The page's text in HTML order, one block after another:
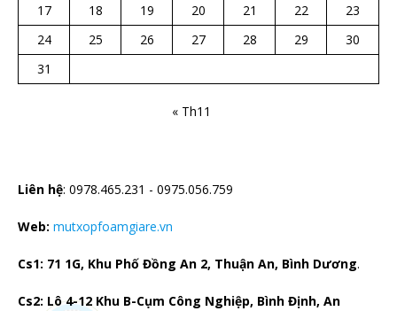
17
18 19 20 21 22
23
24
25 26 27 28 29
30
31
« Th11
Liên hệ: 0978.465.231 - 0975.056.759
Web: mutxopfoamgiare.vn
Cs1: 71 1G, Khu Phố Đồng An 2, Thuận An, Bình Dương.
Cs2: Lô 4-12 Khu B-Cụm Công Nghiệp, Bình Định, An